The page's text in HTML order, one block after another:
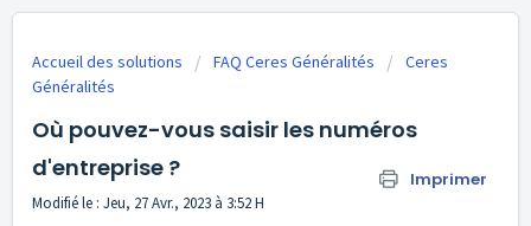
Accueil des solutions FAQ Ceres Généralités
Ceres
Généralités
Où pouvez-vous saisir les numéros
d'entreprise ?
Imprimer
Modifié le : Jeu, 27 Avr., 2023 à 3:52 H